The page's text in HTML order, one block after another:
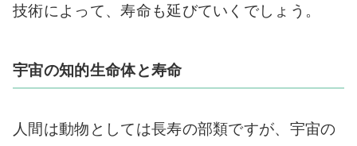
技術によって、寿命も延びていくでしょう。
宇宙の知的生命体と寿命
人間は動物としては長寿の部類ですが、宇宙の